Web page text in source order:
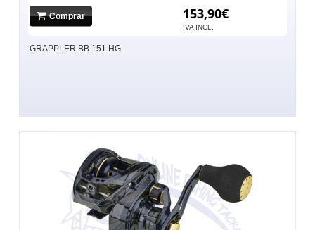
Comprar 153,90€
IVA INCL.
-GRAPPLER BB 151 HG